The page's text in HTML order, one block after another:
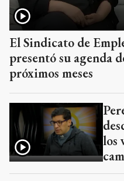
El Sindicato de
presentó su agenda
próximos meses
los